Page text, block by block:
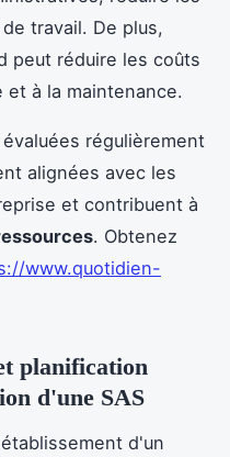
travail. De plus,
peut réduire les coûts
et à la maintenance.
régulièrement
alignées avec les
et contribuent à
. Obtenez
www.quotidien-
planification
d'une SAS
d'un